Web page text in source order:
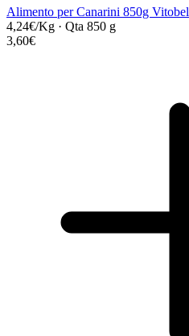
Alimento per Canarini 850g Vitobel
4,24€/Kg · Qta 850 g
3,60€